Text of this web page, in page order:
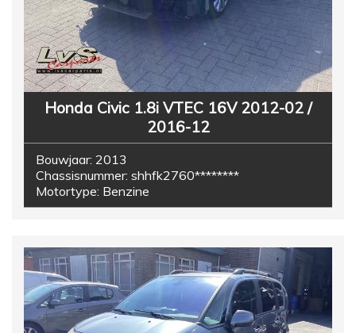
Honda Civic 1.8i VTEC 16V 2012-02 /
2016-12
Bouwjaar: 2013
Chassisnummer: shhfk2760********
Motortype: Benzine